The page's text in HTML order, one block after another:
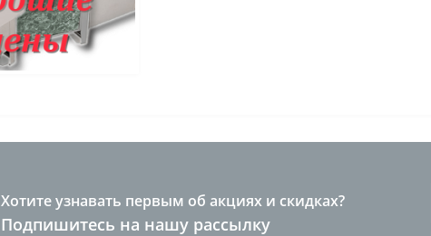
Хотите узнавать первым об акциях и скидках?
Подпишитесь на нашу рассылку